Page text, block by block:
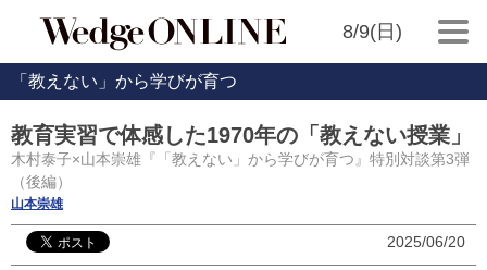
8/9(日)
「教えない」から学びが育つ
教育実習で体感した1970年の「教えない授業」
木村泰子×山本崇雄『「教えない」から学びが育つ』特別対談第3弾
（後編）
山本崇雄
2025/06/20